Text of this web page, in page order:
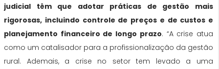
judicial têm que adotar práticas de gestão mais
rigorosas, incluindo controle de preços e de custos e
planejamento financeiro de longo prazo. “A crise atua
como um catalisador para a profissionalização da gestão
rural. Ademais, a crise no setor tem levado a uma